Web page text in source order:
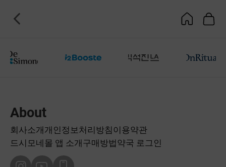
About
회사소개개인정보처리방침 이용약관
드시모네몰 앱 소개구매방법 약국 로그인